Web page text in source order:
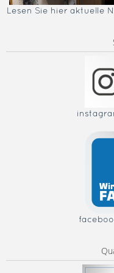
Lesen Sie hier aktuelle